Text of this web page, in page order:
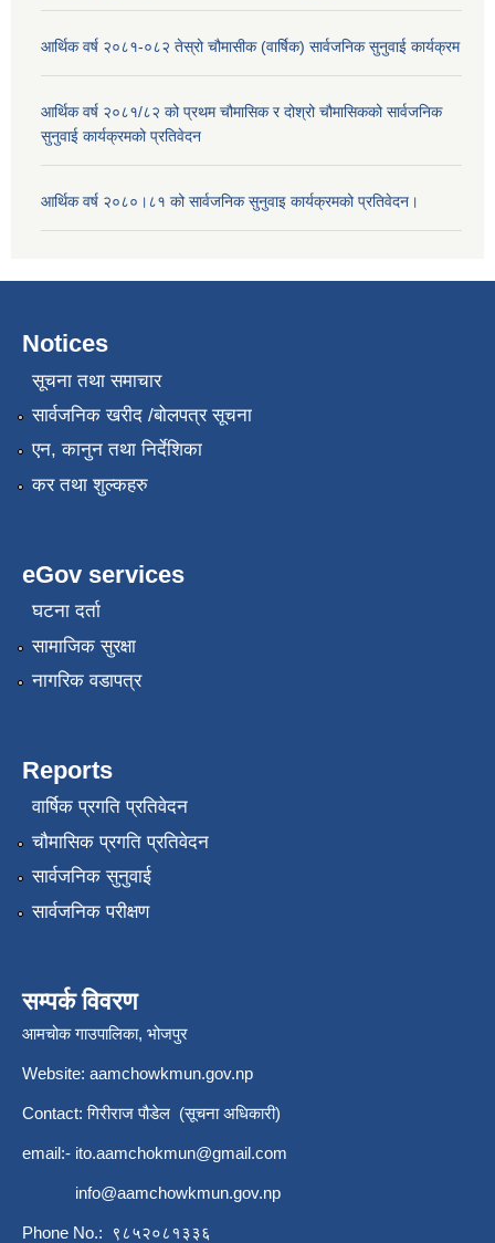
आर्थिक वर्ष २०८१-०८२ तेस्रो चौमासीक (वार्षिक) सार्वजनिक सुनुवाई कार्यक्रम
आर्थिक वर्ष २०८१/८२ को प्रथम चौमासिक र दोश्रो चौमासिकको सार्वजनिक
सुनुवाई कार्यक्रमको प्रतिवेदन
आर्थिक वर्ष २०८०।८१ को सार्वजनिक सुनुवाइ कार्यक्रमको प्रतिवेदन।
Notices
सूचना तथा समाचार
सार्वजनिक खरीद /बोलपत्र सूचना
एन, कानुन तथा निर्देशिका
कर तथा शुल्कहरु
eGov services
घटना दर्ता
सामाजिक सुरक्षा
नागरिक वडापत्र
Reports
वार्षिक प्रगति प्रतिवेदन
चौमासिक प्रगति प्रतिवेदन
सार्वजनिक सुनुवाई
सार्वजनिक परीक्षण
सम्पर्क विवरण
आमचोक गाउपालिका, भोजपुर
Website: aamchowkmun.gov.np
Contact: गिरीराज पौडेल (सूचना अधिकारी)
email:- ito.aamchokmun@gmail.com
info@aamchowkmun.gov.np
Phone No.: ९८५२०८१३३६